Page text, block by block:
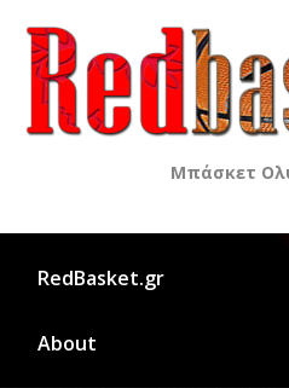
content
Μπάσκετ
RedBasket.gr
About